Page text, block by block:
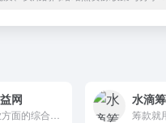
网 水滴筹